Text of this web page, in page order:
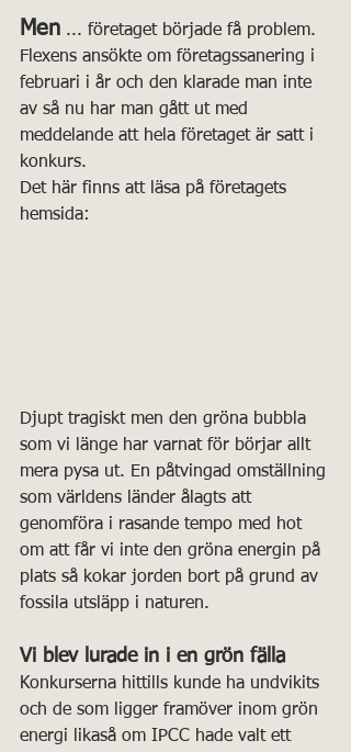
Men ... företaget började få problem.
Flexens ansökte om företagssanering i
februari i år och den klarade man inte
av så nu har man gått ut med
meddelande att hela företaget är satt i
konkurs.
Det här finns att läsa på företagets
hemsida:
Djupt tragiskt men den gröna bubbla
som vi länge har varnat för börjar allt
mera pysa ut. En påtvingad omställning
som världens länder ålagts att
genomföra i rasande tempo med hot
om att får vi inte den gröna energin på
plats så kokar jorden bort på grund av
fossila utsläpp i naturen.
Vi blev lurade in i en grön fälla
Konkurserna hittills kunde ha undvikits
och de som ligger framöver inom grön
energi likaså om IPCC hade valt ett